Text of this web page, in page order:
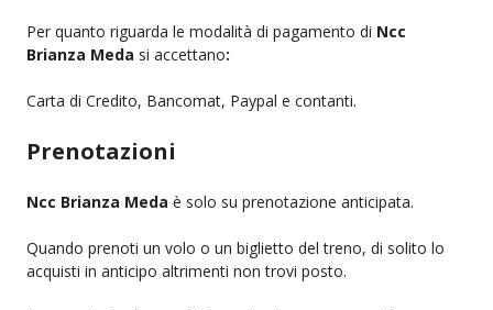
Per quanto riguarda le modalità di pagamento di Ncc
Brianza Meda si accettano:
Carta di Credito, Bancomat, Paypal e contanti.
Prenotazioni
Ncc Brianza Meda è solo su prenotazione anticipata.
Quando prenoti un volo o un biglietto del treno, di solito lo
acquisti in anticipo altrimenti non trovi posto.